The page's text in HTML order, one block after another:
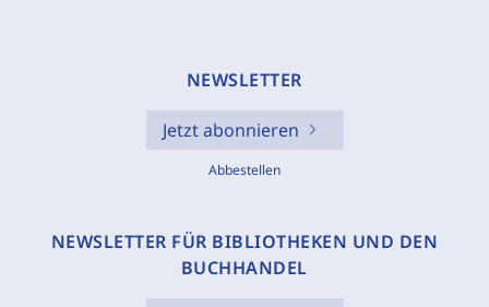
NEWSLETTER
Jetzt abonnieren
Abbestellen
NEWSLETTER FÜR BIBLIOTHEKEN UND DEN
BUCHHANDEL